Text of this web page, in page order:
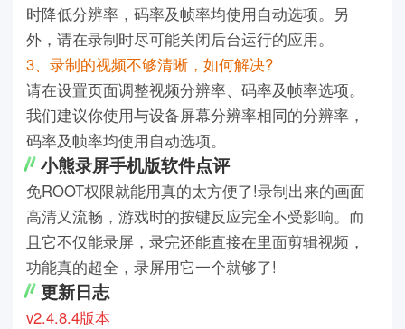
时降低分辨率，码率及帧率均使用自动选项。另
外，请在录制时尽可能关闭后台运行的应用。
3、录制的视频不够清晰，如何解决?
请在设置页面调整视频分辨率、码率及帧率选项。
我们建议你使用与设备屏幕分辨率相同的分辨率，
码率及帧率均使用自动选项。
小熊录屏手机版软件点评
免ROOT权限就能用真的太方便了!录制出来的画面
高清又流畅，游戏时的按键反应完全不受影响。而
且它不仅能录屏，录完还能直接在里面剪辑视频，
功能真的超全，录屏用它一个就够了!
更新日志
v2.4.8.4版本